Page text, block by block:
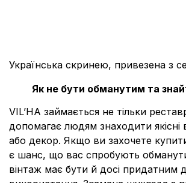
Українська скринею, привезена з
Як не бути обманутим та
VIL’HA займається не тільки
допомагає людям знаходити якісні
або декор. Якщо ви захочете
є шанс, що вас спробують
вінтаж має бути й досі придатним